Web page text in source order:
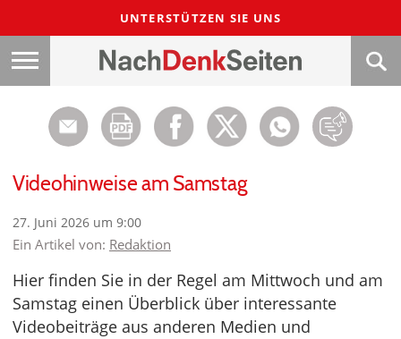
UNTERSTÜTZEN SIE UNS
Videohinweise am Samstag
27. Juni 2026 um 9:00
Ein Artikel von: Redaktion
Hier finden Sie in der Regel am Mittwoch und am
Samstag einen Überblick über interessante
Videobeiträge aus anderen Medien und